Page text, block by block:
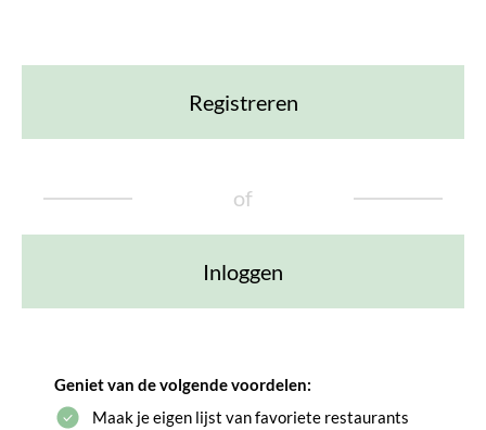
Registreren
of
Inloggen
Geniet van de volgende voordelen:
Maak je eigen lijst van favoriete restaurants